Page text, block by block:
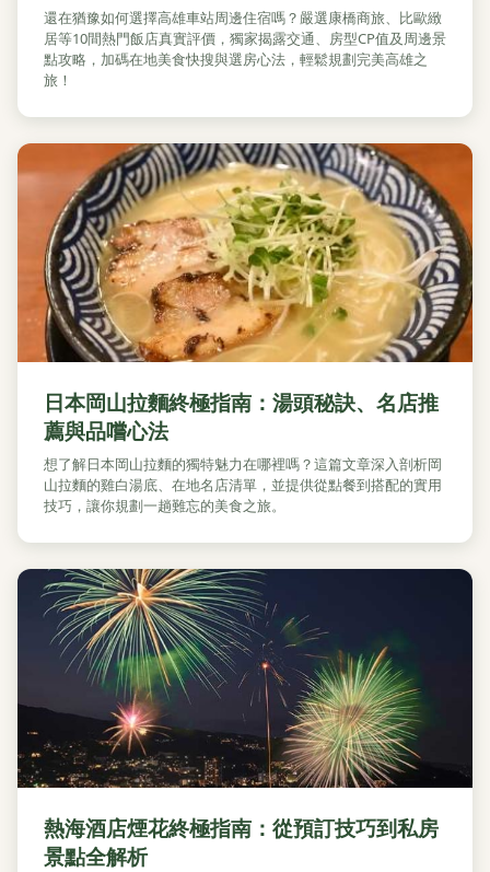
還在猶豫如何選擇高雄車站周邊住宿嗎？嚴選康橋商旅、比歐緻
居等10間熱門飯店真實評價，獨家揭露交通、房型CP值及周邊景
點攻略，加碼在地美食快搜與選房心法，輕鬆規劃完美高雄之
旅！
日本岡山拉麵終極指南：湯頭秘訣、名店推
薦與品嚐心法
想了解日本岡山拉麵的獨特魅力在哪裡嗎？這篇文章深入剖析岡
山拉麵的雞白湯底、在地名店清單，並提供從點餐到搭配的實用
技巧，讓你規劃一趟難忘的美食之旅。
熱海酒店煙花終極指南：從預訂技巧到私房
景點全解析